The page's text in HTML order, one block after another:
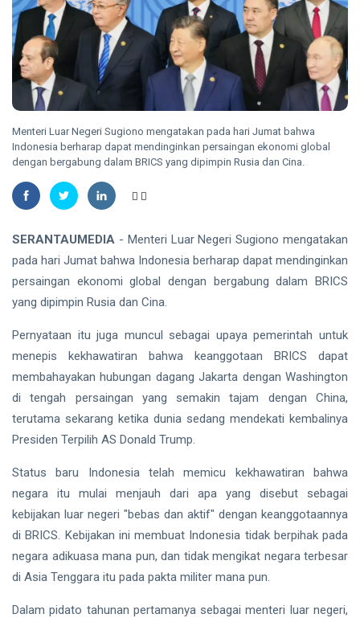
Madu,
BBKSDA
Riau
Pasang
Kandang
Jebak
HUKRIM
DPO
Kasus
Sabu
Ditangkap
di Hotel
Bathin
Solapan
Aug,
2026
PENDIDIKAN
Unilak
Raih Juara
Nasional
Disabilitas
08
HUKRIM
Mantan
Suami
Bacok
Perempuan
hingga
Tewas di
Pekanbaru
Aug,
2026
Siak Sri Indrapura
Pekanbaru
Pilkada 2024
Donald Trump
Menteri Luar Negeri Sugiono mengatakan pada hari Jumat bahwa
Indonesia berharap dapat mendinginkan persaingan ekonomi global
dengan bergabung dalam BRICS yang dipimpin Rusia dan Cina.
SERANTAUMEDIA - Menteri Luar Negeri Sugiono mengatakan
pada hari Jumat bahwa Indonesia berharap dapat mendinginkan
persaingan ekonomi global dengan bergabung dalam BRICS
yang dipimpin Rusia dan Cina.
Pernyataan itu juga muncul sebagai upaya pemerintah untuk
menepis kekhawatiran bahwa keanggotaan BRICS dapat
membahayakan hubungan dagang Jakarta dengan Washington
di tengah persaingan yang semakin tajam dengan China,
terutama sekarang ketika dunia sedang mendekati kembalinya
Presiden Terpilih AS Donald Trump.
Status baru Indonesia telah memicu kekhawatiran bahwa
negara itu mulai menjauh dari apa yang disebut sebagai
kebijakan luar negeri "bebas dan aktif" dengan keanggotaannya
di BRICS. Kebijakan ini membuat Indonesia tidak berpihak pada
negara adikuasa mana pun, dan tidak mengikat negara terbesar
di Asia Tenggara itu pada pakta militer mana pun.
Dalam pidato tahunan pertamanya sebagai menteri luar negeri,